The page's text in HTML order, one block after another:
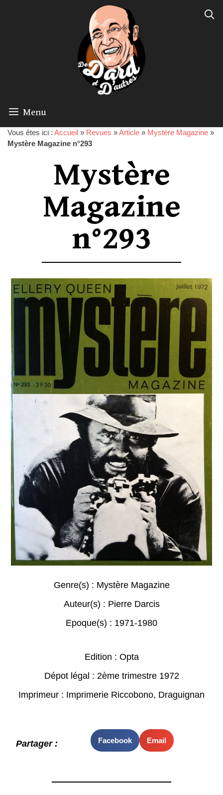
Menu
Vous êtes ici : Accueil » Revues »Article » Mystère Magazine »
Mystère Magazine n°293
Mystère
Magazine
n°293
Genre(s) : Mystère Magazine
Auteur(s) : Pierre Darcis
Epoque(s) : 1971-1980
Edition : Opta
Dépot légal : 2ème trimestre 1972
Imprimeur : Imprimerie Riccobono, Draguignan
Partager : Facebook Email